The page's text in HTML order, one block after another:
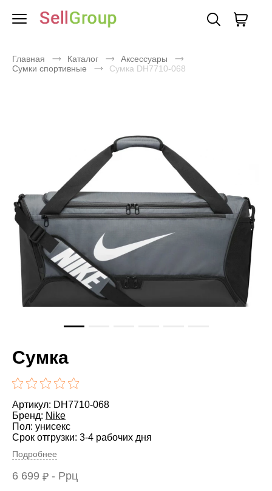
Главная Каталог
Аксессуары
Сумки спортивные
Сумка DH7710-068
Сумка
Артикул: DH7710-068
Бренд: Nike
Пол: унисекс
Срок отгрузки: 3-4 рабочих дня
Подробнее
6 699 ₽ - Ррц